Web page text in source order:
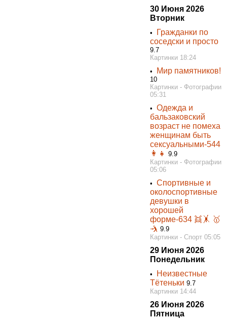
30 Июня 2026
Вторник
•
Гражданки по
соседски и просто
9.7
Картинки 18:24
•
Мир памятников!
10
Картинки - Фотографии
05:31
•Одежда и
бальзаковский
возраст не помеха
женщинам быть
сексуальными-544
👩👧 9.9
Картинки - Фотографии
05:06
•Спортивные и
околоспортивные
девушки в
хорошей
форме-634 👯‍🤸 🥇
🤺 9.9
Картинки - Спорт 05:05
29 Июня 2026
Понедельник
•
Неизвестные
Тётеньки 9.7
Картинки 14:44
26 Июня 2026
Пятница